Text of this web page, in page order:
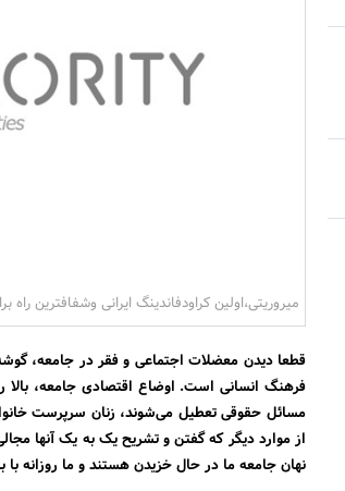
میروریتی،اولین کراودفاندینگ ایرانی وشفافترین
قطعا دیدن معضلات اجتماعی و فقر در جامعه،
فرهنگ انسانی است. اوضاع اقتصادی جامعه، بالا
مسائل حقوقی تعطیل می‌شوند، زنان سرپرست
از موارد دیگر که گفتن و تشریح یک به یک آنها
نهان جامعه ما در حال خزیدن هستند و ما روزانه با